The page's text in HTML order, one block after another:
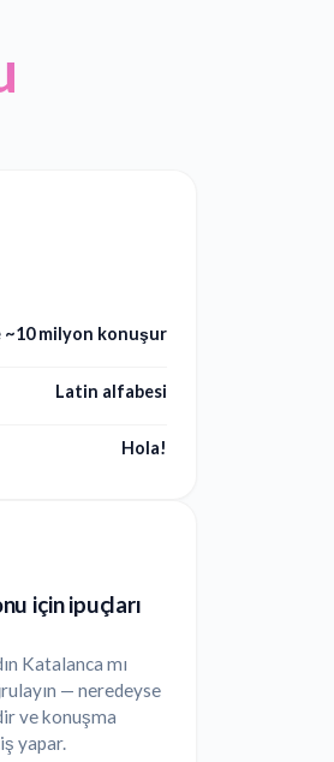
~10 milyon konuşur
Latin alfabesi
Hola!
için ipuçları
Katalanca mı
— neredeyse
ve konuşma
yapar.